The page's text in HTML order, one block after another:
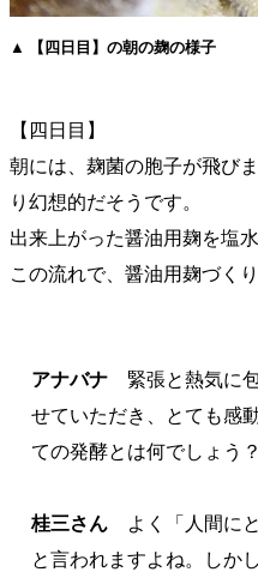
▲ 【四日目】の朝の麹の様子
【四日目】
朝には、麹菌の胞子が飛び
り幻想的だそうです。
出来上がった醤油用麹を塩
この流れで、醤油用麹づく
アナバナ 緊張と熱気に
せていただき、とても感
ての発酵とは何でしょう？
桂三さん
よく「人間に
と言われますよね。しか